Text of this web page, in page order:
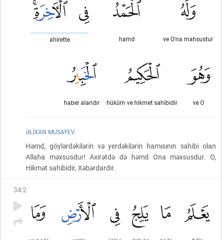
ve O'na mahsustur
hamd
ahirette
ve O
hüküm ve hikmet sahibidir
haber alandır
ƏLIXAN MUSAYEV
Həmd, göylərdəkilərin və yerdəkilərin hamısının sahibi olan
Allaha məxsusdur! Axirətdə də həmd Ona məxsusdur. O,
Hikmət sahibidir, Xəbərdardır.
34:2